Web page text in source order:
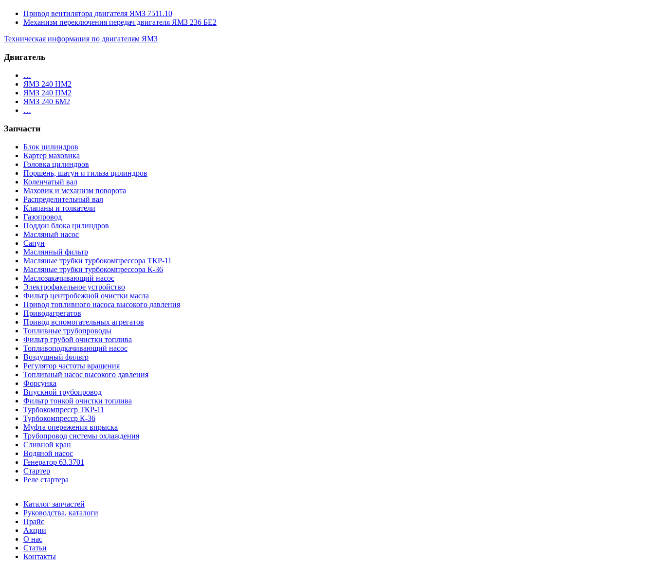
Привод вентилятора двигателя ЯМЗ 7511.10
Механизм переключения передач двигателя ЯМЗ 236 БЕ2
Техническая информация по двигателям ЯМЗ
Двигатель
…
ЯМЗ 240 НМ2
ЯМЗ 240 ПМ2
ЯМЗ 240 БМ2
…
Запчасти
Блок цилиндров
Картер маховика
Головка цилиндров
Поршень, шатун и гильза цилиндров
Коленчатый вал
Маховик и механизм поворота
Распределительный вал
Клапаны и толкатели
Газопровод
Поддон блока цилиндров
Масляный насос
Сапун
Маслянный фильтр
Масляные трубки турбокомпрессора ТКР-11
Масляные трубки турбокомпрессора К-36
Маслозакачивающий насос
Электрофакельное устройство
Фильтр центробежной очистки масла
Привод топливного насоса высокого давления
Приводагрегатов
Привод вспомогательных агрегатов
Топливные трубопроводы
Фильтр грубой очистки топлива
Топливоподкачивающий насос
Воздушный фильтр
Регулятор частоты вращения
Топливный насос высокого давления
Форсунка
Впускной трубопровод
Фильтр тонкой очистки топлива
Турбокомпресср ТКР-11
Турбокомпресср К-36
Муфта опережения впрыска
Трубопровод системы охлаждения
Сливной кран
Водяной насос
Генератор 63.3701
Стартер
Реле стартера
Каталог запчастей
Руководства, каталоги
Прайс
Акции
О нас
Статьи
Контакты